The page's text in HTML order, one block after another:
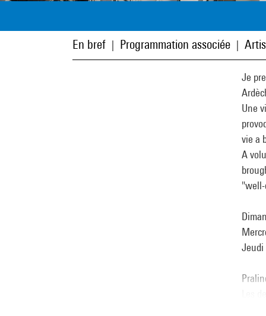
En bref Programmation associée
Je
Une
vie a
A
Jeudi
Les